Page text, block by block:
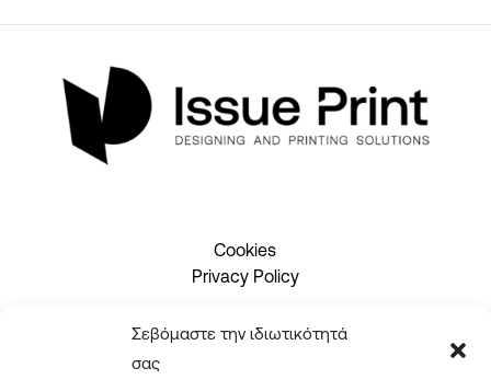
Σεβόμαστε την ιδιωτικότητά
σας
Cookies
Privacy Policy
2310 465660